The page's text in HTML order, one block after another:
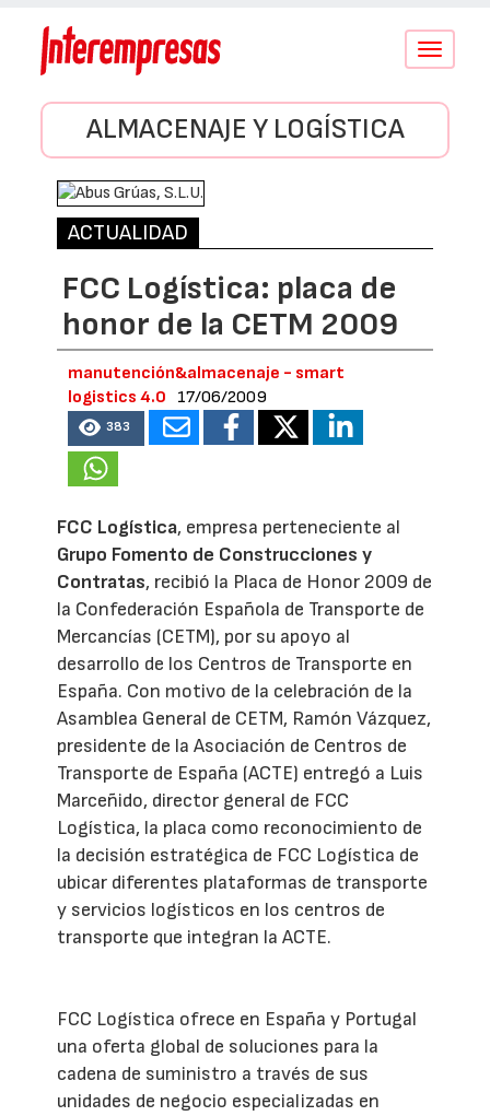
Conmutar
ALMACENAJE Y LOGÍSTICA
ACTUALIDAD
FCC Logística: placa de
honor de la CETM 2009
manutención&almacenaje - smart
logistics 4.0
17/06/2009
383
FCC Logística, empresa perteneciente al
Grupo Fomento de Construcciones y
Contratas, recibió la Placa de Honor 2009 de
la Confederación Española de Transporte de
Mercancías (CETM), por su apoyo al
desarrollo de los Centros de Transporte en
España. Con motivo de la celebración de la
Asamblea General de CETM, Ramón Vázquez,
presidente de la Asociación de Centros de
Transporte de España (ACTE) entregó a Luis
Marceñido, director general de FCC
Logística, la placa como reconocimiento de
la decisión estratégica de FCC Logística de
ubicar diferentes plataformas de transporte
y servicios logísticos en los centros de
transporte que integran la ACTE.
FCC Logística ofrece en España y Portugal
una oferta global de soluciones para la
cadena de suministro a través de sus
unidades de negocio especializadas en